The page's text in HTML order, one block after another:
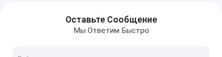
плата pcb алюминия
Оставьте Сообщение
Мы Ответим Быстро